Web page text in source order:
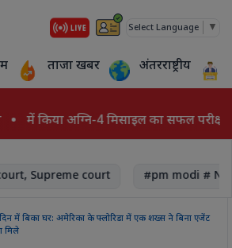
Select Language ▼
ताजा खबर अंतरराष्ट्रीय
में किया अग्नि-4 मिसाइल का सफल
Supreme court #pm modi #
में बिका घर: अमेरिका के फ्लोरिडा में एक शख्स ने बिना एजेंट
मिले